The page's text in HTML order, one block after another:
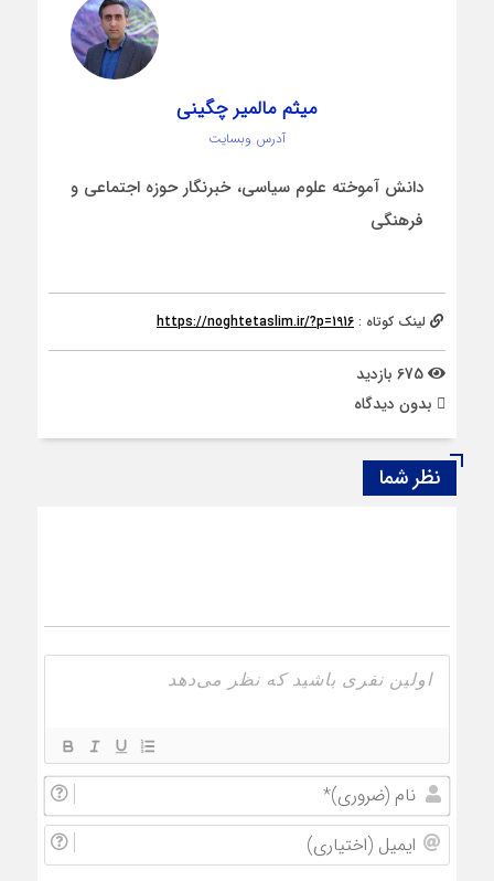
میثم مالمیر چگینی
آدرس وبسایت
دانش آموخته علوم سیاسی، خبرنگار حوزه اجتماعی و
فرهنگی
لینک کوتاه : https://noghtetaslim.ir/?p=1916
بدون دیدگاه
نظر شما